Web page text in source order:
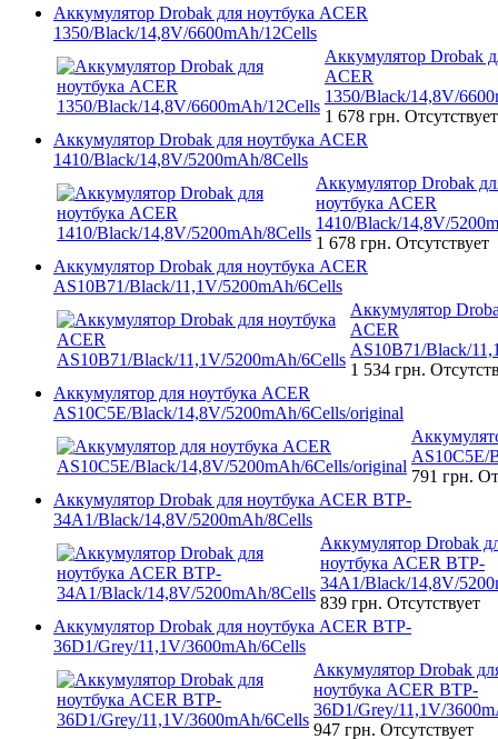
Аккумулятор Drobak для ноутбука ACER
1350/Black/14,8V/6600mAh/12Cells
Аккумулятор Drobak
ACER
1350/Black/14,8V/
1 678 грн. Отсутствует
Аккумулятор Drobak для ноутбука ACER
1410/Black/14,8V/5200mAh/8Cells
Аккумулятор Drobak
ноутбука ACER
1410/Black/14,8V/
1 678 грн. Отсутствует
Аккумулятор Drobak для ноутбука ACER
AS10B71/Black/11,1V/5200mAh/6Cells
Аккумулятор
ACER
AS10B71/Black/
1 534 грн.
Аккумулятор для ноутбука ACER
AS10C5E/Black/14,8V/5200mAh/6Cells/original
AS10C5E/
791 грн.
Аккумулятор Drobak для ноутбука ACER BTP-
34A1/Black/14,8V/5200mAh/8Cells
Аккумулятор Drobak
ноутбука ACER BTP-
34A1/Black/14,8V/
839 грн. Отсутствует
Аккумулятор Drobak для ноутбука ACER BTP-
36D1/Grey/11,1V/3600mAh/6Cells
Аккумулятор Drobak
ноутбука ACER BTP-
36D1/Grey/11,1V/
947 грн. Отсутствует